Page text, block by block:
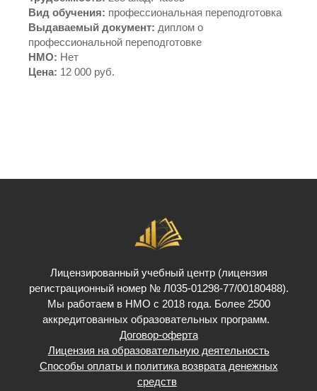
Вид обучения: профессиональная переподготовка
Выдаваемый документ: диплом о
профессиональной переподготовке
НМО: Нет
Цена: 12 000 руб.
Лицензированный учебный центр (лицензия
регистрационный номер № Л035-01298-77/00180488).
Мы работаем в НМО с 2018 года. Более 2500
аккредитованных образовательных программ.
Договор-оферта
Лицензия на образовательную деятельность
Способы оплаты и политика возврата денежных
средств